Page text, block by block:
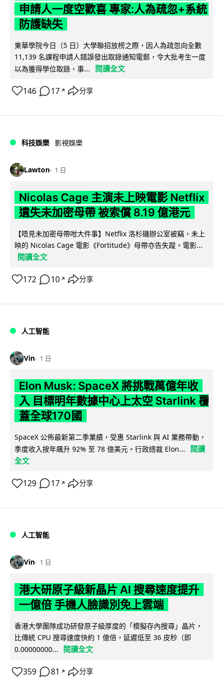
申請人一度空歡喜 專家:人為疏忽+系統
防護缺失
東華學院今日（5 日）大學聯招放榜之際，因人為疏忽向全數
11,139 名課程申請人錯誤發出取錄通知電郵，令大批考生一度
以為獲得學位取錄，事...
閱讀全文
146 17 ↗ 分享
科技娛樂 影視娛樂
Lawton 1 日
Nicolas Cage 主演未上映電影 Netflix
遺失未加密母帶 被索償 8.19 億港元
【唔見未加密母帶咁大件事】Netflix 洛杉磯辦公室被竊，未上
映的 Nicolas Cage 電影《Fortitude》母帶亦告失蹤。電影...
閱讀全文
172 10 ↗ 分享
人工智能
Vin 1 日
Elon Musk: SpaceX 將挑戰萬億年收
入 目標明年數據中心上太空 Starlink 覆
蓋全球170國
SpaceX 公佈最新第二季業績，受惠 Starlink 與 AI 業務帶動，
季度收入按年飆升 92% 至 78 億美元。行政總裁 Elon...
閱讀
全文
129 17 ↗ 分享
人工智能
Vin 1 日
港大研原子級新晶片 AI 搜尋速度提升
一億倍 手機人臉識別免上雲端
香港大學團隊成功研發原子級厚度的「模擬存內搜尋」晶片，
比傳統 CPU 搜尋速度快約 1 億倍，延遲低至 36 皮秒（即
0.00000000...
閱讀全文
359 81 ↗ 分享